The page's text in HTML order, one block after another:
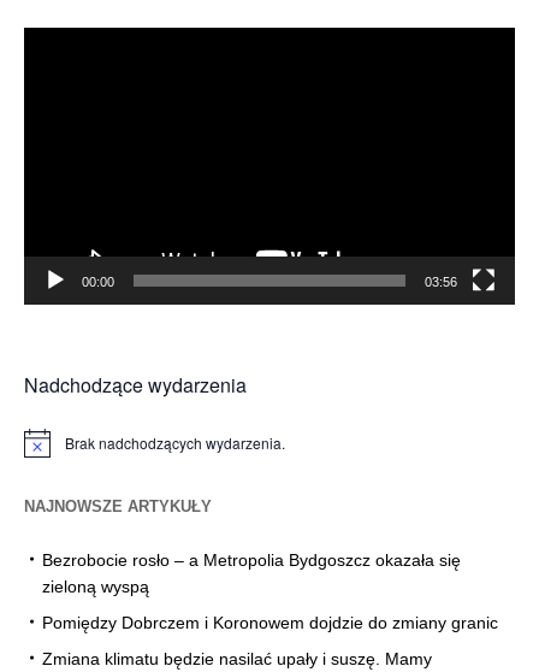
00:00 03:56
Nadchodzące wydarzenia
Powiadomienie
Brak nadchodzących wydarzenia.
NAJNOWSZE ARTYKUŁY
Bezrobocie rosło – a Metropolia Bydgoszcz okazała się
zieloną wyspą
Pomiędzy Dobrczem i Koronowem dojdzie do zmiany granic
Zmiana klimatu będzie nasilać upały i suszę. Mamy